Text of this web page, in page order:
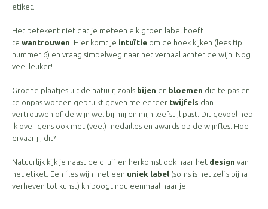
etiket.
Het betekent niet dat je meteen elk groen label hoeft
te wantrouwen . Hier komt je intuïtie om de hoek kijken (lees tip
nummer 6) en vraag simpelweg naar het verhaal achter de wijn. Nog
veel leuker!
Groene plaatjes uit de natuur, zoals bijen en bloemen die te pas en
te onpas worden gebruikt geven me eerder twijfels dan
vertrouwen of de wijn wel bij mij en mijn leefstijl past. Dit gevoel heb
ik overigens ook met (veel) medailles en awards op de wijnfles. Hoe
ervaar jij dit?
Natuurlijk kijk je naast de druif en herkomst ook naar het design van
het etiket. Een fles wijn met een uniek label (soms is het zelfs bijna
verheven tot kunst) knipoogt nou eenmaal naar je.